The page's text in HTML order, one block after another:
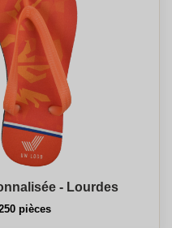
- Lourdes
pièces